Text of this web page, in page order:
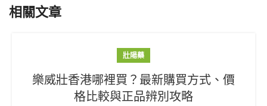
相關文章
壯陽藥
樂威壯香港哪裡買？最新購買方式、價
格比較與正品辨別攻略